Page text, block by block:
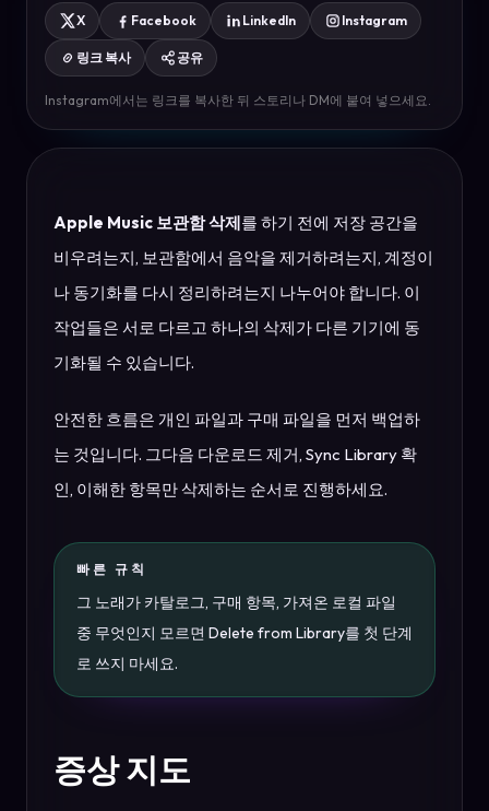
X Facebook LinkedIn Instagram
링크 복사 공유
Instagram에서는 링크를 복사한 뒤 스토리나 DM에 붙여 넣으세요.
Apple Music 보관함 삭제를 하기 전에 저장 공간을
비우려는지, 보관함에서 음악을 제거하려는지, 계정이
나 동기화를 다시 정리하려는지 나누어야 합니다. 이
작업들은 서로 다르고 하나의 삭제가 다른 기기에 동
기화될 수 있습니다.
안전한 흐름은 개인 파일과 구매 파일을 먼저 백업하
는 것입니다. 그다음 다운로드 제거, Sync Library 확
인, 이해한 항목만 삭제하는 순서로 진행하세요.
빠른 규칙
그 노래가 카탈로그, 구매 항목, 가져온 로컬 파일
중 무엇인지 모르면 Delete from Library를 첫 단계
로 쓰지 마세요.
증상 지도